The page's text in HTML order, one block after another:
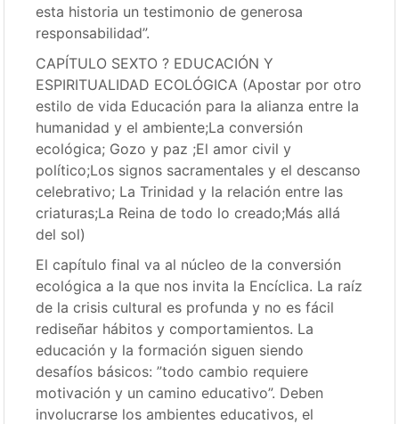
esta historia un testimonio de generosa
responsabilidad”.
CAPÍTULO SEXTO ? EDUCACIÓN Y
ESPIRITUALIDAD ECOLÓGICA (Apostar por otro
estilo de vida Educación para la alianza entre la
humanidad y el ambiente;La conversión
ecológica; Gozo y paz ;El amor civil y
político;Los signos sacramentales y el descanso
celebrativo; La Trinidad y la relación entre las
criaturas;La Reina de todo lo creado;Más allá
del sol)
El capítulo final va al núcleo de la conversión
ecológica a la que nos invita la Encíclica. La raíz
de la crisis cultural es profunda y no es fácil
rediseñar hábitos y comportamientos. La
educación y la formación siguen siendo
desafíos básicos: ”todo cambio requiere
motivación y un camino educativo”. Deben
involucrarse los ambientes educativos, el